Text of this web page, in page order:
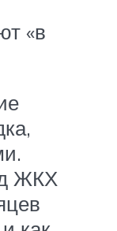
«в
ЖКХ